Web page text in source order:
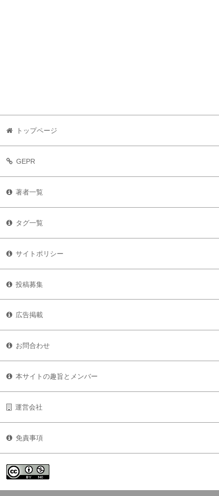
トップページ
GEPR
著者一覧
タグ一覧
サイトポリシー
投稿募集
広告掲載
お問合わせ
本サイトの趣旨とメンバー
運営会社
免責事項